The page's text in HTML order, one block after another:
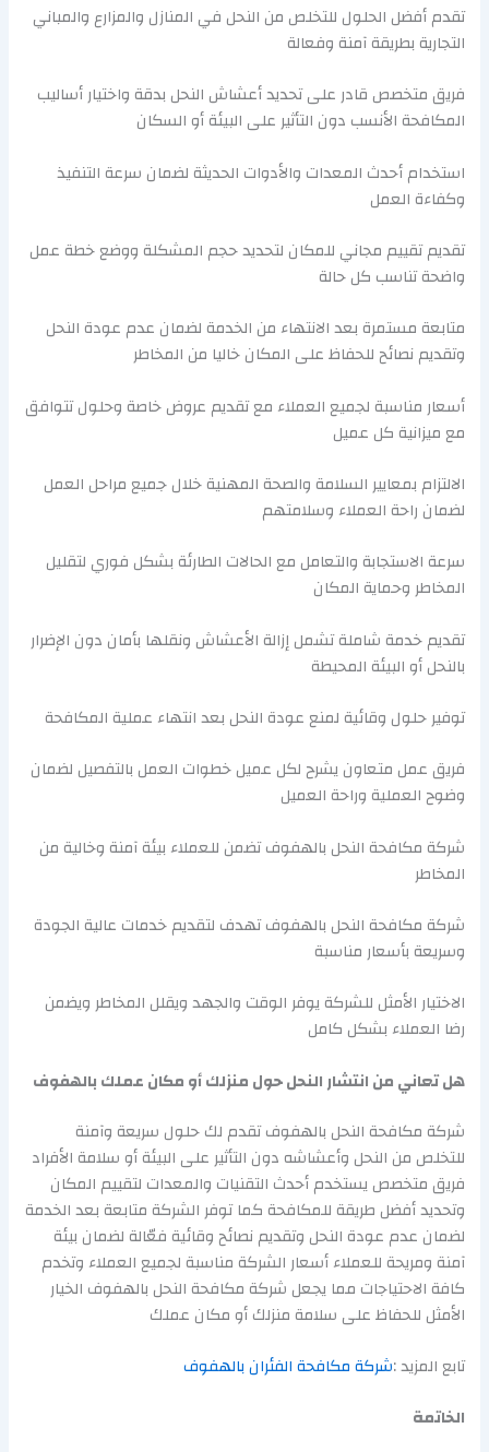
تقدم أفضل الحلول للتخلص من النحل في المنازل والمزارع والمباني
التجارية بطريقة آمنة وفعالة
فريق متخصص قادر على تحديد أعشاش النحل بدقة واختيار أساليب
المكافحة الأنسب دون التأثير على البيئة أو السكان
استخدام أحدث المعدات والأدوات الحديثة لضمان سرعة التنفيذ
وكفاءة العمل
تقديم تقييم مجاني للمكان لتحديد حجم المشكلة ووضع خطة عمل
واضحة تناسب كل حالة
متابعة مستمرة بعد الانتهاء من الخدمة لضمان عدم عودة النحل
وتقديم نصائح للحفاظ على المكان خاليا من المخاطر
أسعار مناسبة لجميع العملاء مع تقديم عروض خاصة وحلول تتوافق
مع ميزانية كل عميل
الالتزام بمعايير السلامة والصحة المهنية خلال جميع مراحل العمل
لضمان راحة العملاء وسلامتهم
سرعة الاستجابة والتعامل مع الحالات الطارئة بشكل فوري لتقليل
المخاطر وحماية المكان
تقديم خدمة شاملة تشمل إزالة الأعشاش ونقلها بأمان دون الإضرار
بالنحل أو البيئة المحيطة
توفير حلول وقائية لمنع عودة النحل بعد انتهاء عملية المكافحة
فريق عمل متعاون يشرح لكل عميل خطوات العمل بالتفصيل لضمان
وضوح العملية وراحة العميل
شركة مكافحة النحل بالهفوف تضمن للعملاء بيئة آمنة وخالية من
المخاطر
شركة مكافحة النحل بالهفوف تهدف لتقديم خدمات عالية الجودة
وسريعة بأسعار مناسبة
الاختيار الأمثل للشركة يوفر الوقت والجهد ويقلل المخاطر ويضمن
رضا العملاء بشكل كامل
هل تعاني من انتشار النحل حول منزلك أو مكان عملك بالهفوف
شركة مكافحة النحل بالهفوف تقدم لك حلول سريعة وآمنة
للتخلص من النحل وأعشاشه دون التأثير على البيئة أو سلامة الأفراد
فريق متخصص يستخدم أحدث التقنيات والمعدات لتقييم المكان
وتحديد أفضل طريقة للمكافحة كما توفر الشركة متابعة بعد الخدمة
لضمان عدم عودة النحل وتقديم نصائح وقائية فعّالة لضمان بيئة
آمنة ومريحة للعملاء أسعار الشركة مناسبة لجميع العملاء وتخدم
كافة الاحتياجات مما يجعل شركة مكافحة النحل بالهفوف الخيار
الأمثل للحفاظ على سلامة منزلك أو مكان عملك
تابع المزيد :شركة مكافحة الفئران بالهفوف
الخاتمة